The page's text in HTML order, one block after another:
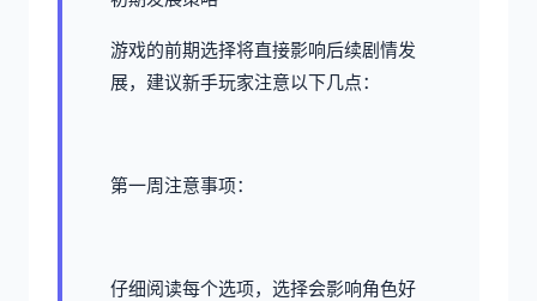
游戏的前期选择将直接影响后续剧情发
展，建议新手玩家注意以下几点：
第一周注意事项：
仔细阅读每个选项，选择会影响角色好